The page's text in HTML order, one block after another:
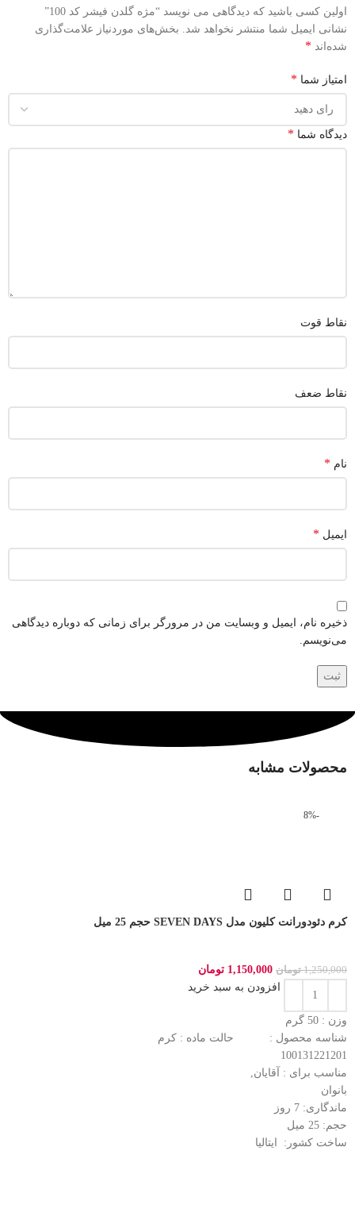
اولین کسی باشید که دیدگاهی می نویسد “مژه گلدن فیشر کد 100”
نشانی ایمیل شما منتشر نخواهد شد.
بخش‌های موردنیاز علامت‌گذاری
شده‌اند *
امتیاز شما *
دیدگاه شما *
نقاط قوت
نقاط ضعف
نام *
ایمیل *
ذخیره نام، ایمیل و وبسایت من در مرورگر برای زمانی که دوباره دیدگاهی
می‌نویسم.
محصولات مشابه
-8%
کرم دئودورانت کلیون مدل SEVEN DAYS حجم 25 میل
1,250,000 تومان 1,150,000 تومان
افزودن به سبد خرید
وزن : 50
گرم
شناسه محصول :
100131221201
حالت ماده : کرم
مناسب برای : آقایان,
بانوان
ماندگاری: 7
روز
حجم: 25
میل
ساخت کشور: ایتالیا